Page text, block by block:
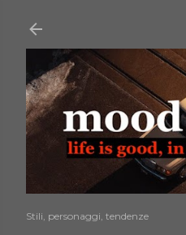
Stili, personaggi, tendenze